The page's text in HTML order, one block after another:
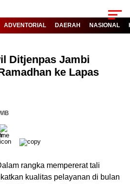
ADVENTORIAL DAERAH NASIONAL
Ditjenpas Jambi
ke Lapas
rangka mempererat tali
kualitas pelayanan di bulan